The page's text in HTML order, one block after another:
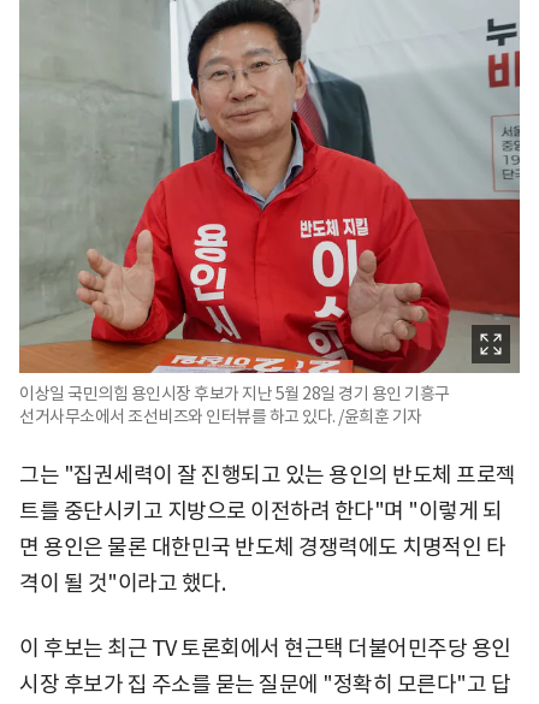
이상일 국민의힘 용인시장 후보가 지난 5월 28일 경기 용인 기흥구
선거사무소에서 조선비즈와 인터뷰를 하고 있다. /윤희훈 기자
그는 "집권세력이 잘 진행되고 있는 용인의 반도체 프로젝
트를 중단시키고 지방으로 이전하려 한다"며 "이렇게 되
면 용인은 물론 대한민국 반도체 경쟁력에도 치명적인 타
격이 될 것"이라고 했다.
이 후보는 최근 TV 토론회에서 현근택 더불어민주당 용인
시장 후보가 집 주소를 묻는 질문에 "정확히 모른다"고 답